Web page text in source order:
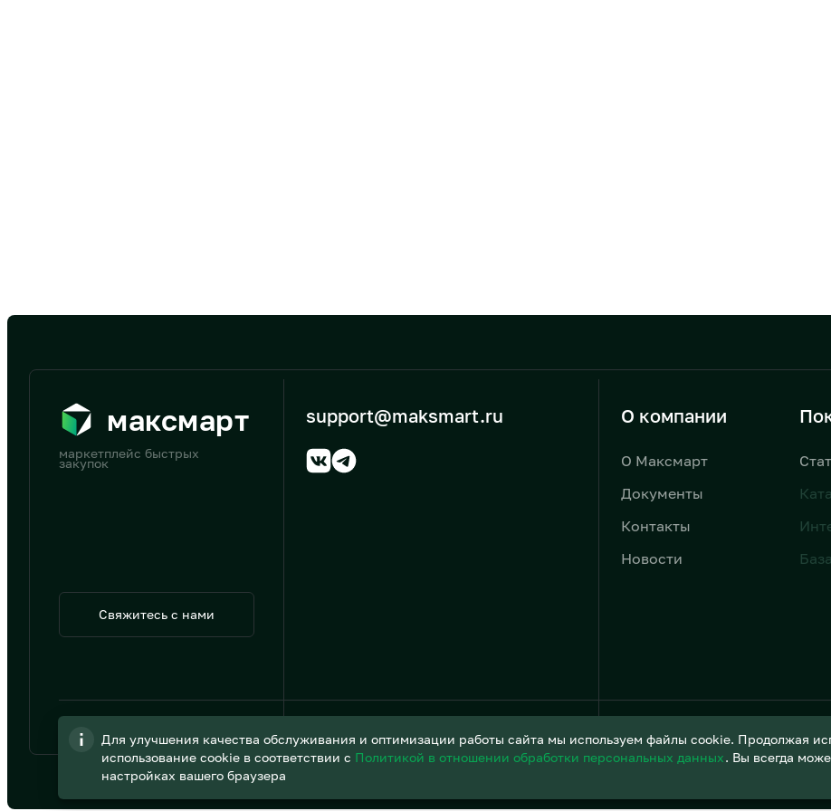
максмарт
маркетплейс быстрых
закупок
Свяжитесь с нами
support@maksmart.ru О компании
О Максмарт
Документы
Контакты
Новости
Для улучшения качества обслуживания и оптимизации работы сайта мы используем файлы cookie. Продолжая
использование cookie в соответствии с Политикой в отношении обработки персональных данных. Вы всегда
настройках вашего браузера